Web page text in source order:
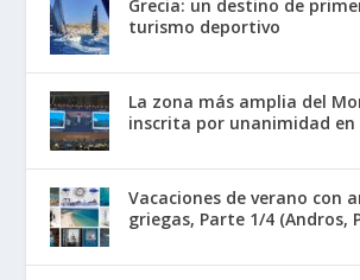
Grecia: un destino de
turismo deportivo
La zona más amplia del
inscrita por unanimidad en
Vacaciones de verano con
griegas, Parte 1/4 (Andros,